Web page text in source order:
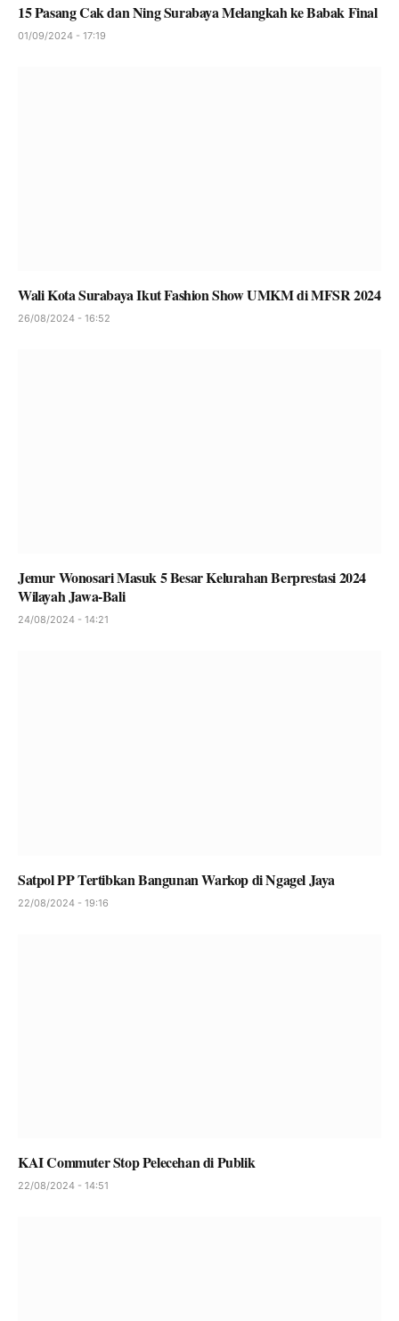
15 Pasang Cak dan Ning Surabaya Melangkah ke Babak Final
01/09/2024 - 17:19
Wali Kota Surabaya Ikut Fashion Show UMKM di MFSR 2024
26/08/2024 - 16:52
Jemur Wonosari Masuk 5 Besar Kelurahan Berprestasi 2024
Wilayah Jawa-Bali
24/08/2024 - 14:21
Satpol PP Tertibkan Bangunan Warkop di Ngagel Jaya
22/08/2024 - 19:16
KAI Commuter Stop Pelecehan di Publik
22/08/2024 - 14:51